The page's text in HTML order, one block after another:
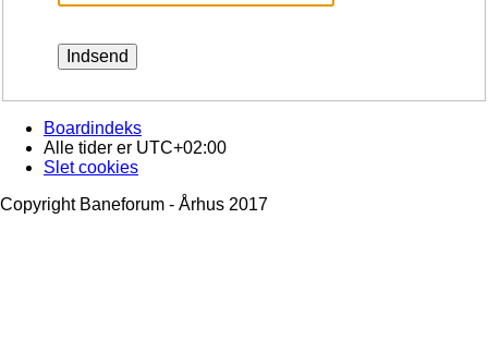
Boardindeks
Alle tider er UTC+02:00
Slet cookies
Copyright Baneforum - Århus 2017